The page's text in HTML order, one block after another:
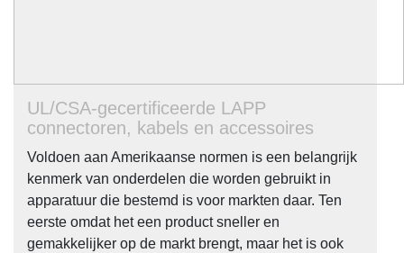
UL/CSA-gecertificeerde LAPP
connectoren, kabels en accessoires
Voldoen aan Amerikaanse normen is een belangrijk
kenmerk van onderdelen die worden gebruikt in
apparatuur die bestemd is voor markten daar. Ten
eerste omdat het een product sneller en
gemakkelijker op de markt brengt, maar het is ook